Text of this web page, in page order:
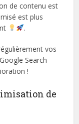
de contenu est
est plus
.
vos
Search
!
de